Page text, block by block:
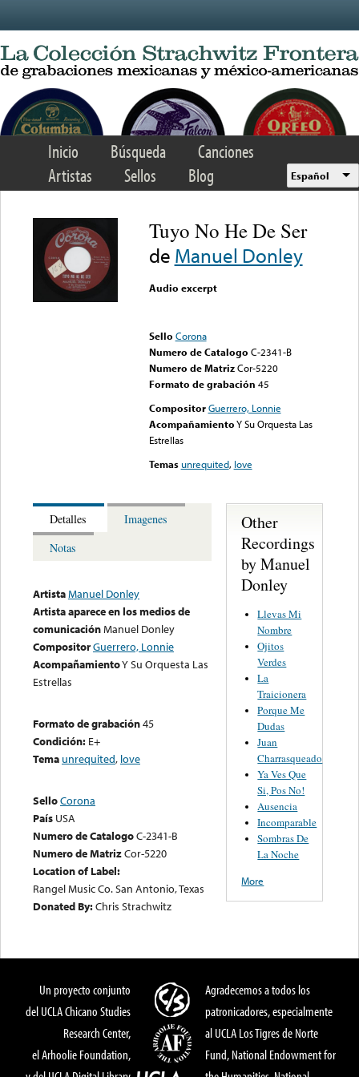
Inicio Búsqueda
Canciones
Artistas
Sellos Blog Español
Tuyo No He De Ser
de Manuel Donley
Audio excerpt
Sello Corona
Numero de Catalogo C-2341-B
Numero de Matriz Cor-5220
Formato de grabación 45
Compositor Guerrero, Lonnie
AcompañamientoY Su Orquesta Las
Estrellas
Temas unrequited, love
Detalles
Imagenes
Notas
ArtistaManuel Donley
Artista aparece en los medios de
comunicaciónManuel Donley
CompositorGuerrero, Lonnie
AcompañamientoY Su Orquesta Las
Estrellas
Formato de grabación45
Condición: E+
Tema unrequited, love
SelloCorona
País USA
Numero de CatalogoC-2341-B
Numero de MatrizCor-5220
Location of Label:
Rangel Music Co. San Antonio, Texas
Donated By:Chris Strachwitz
Other
Recordings
by Manuel
Donley
Llevas Mi
Nombre
Ojitos
Verdes
La
Traicionera
Porque Me
Dudas
Juan
Charrasqueado
Ya Ves Que
Si, Pos No!
Ausencia
Incomparable
Sombras De
La Noche
More
Un proyecto conjunto
del UCLA Chicano Studies
Research Center,
el Arhoolie Foundation,
Agradecemos a todos los
patronicadores, especialmente
al UCLA Los Tigres de Norte
Fund, National Endowment for